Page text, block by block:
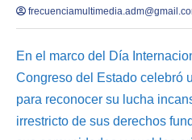
En el marco del Día
Congreso del Estado celebró
para reconocer su lucha
irrestricto de sus derechos